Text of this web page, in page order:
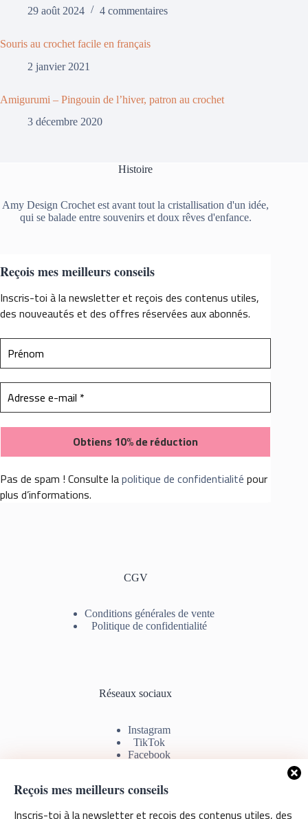
Reçois mes meilleurs conseils
Inscris-toi à la newsletter et reçois des contenus utiles, des
29 août 2024
4 commentaires
Souris au crochet facile en français
2 janvier 2021
Amigurumi – Pingouin de l’hiver, patron au crochet
3 décembre 2020
Histoire
Amy Design Crochet est avant tout la cristallisation d'un idée,
qui se balade entre souvenirs et doux rêves d'enfance.
Reçois mes meilleurs conseils
Inscris-toi à la newsletter et reçois des contenus utiles,
des nouveautés et des offres réservées aux abonnés.
Pas de spam ! Consulte lapolitique de confidentialitépour
plus d’informations.
CGV
Conditions générales de vente
Politique de confidentialité
Réseaux sociaux
Instagram
TikTok
Facebook